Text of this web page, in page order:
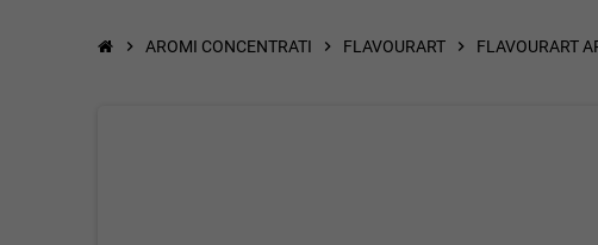
chevron_right AROMI CONCENTRATI chevron_right FLAVOURART chevron_right FLAVOURART